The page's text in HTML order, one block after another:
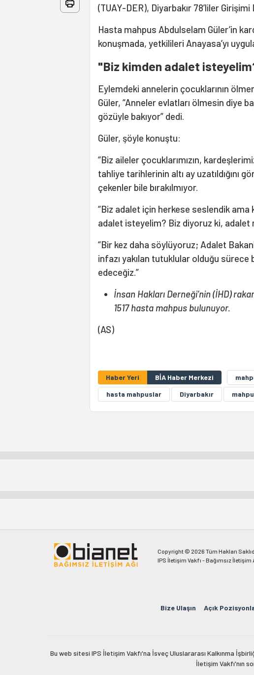
(TUAY-DER), Diyarbakır 78’liler
Hasta mahpus Abdulselam Güler’in
konuşmada, yetkilileri Anayasa’yı
"Biz kimden adalet
Eylemdeki annelerin çocuklarının
Güler, “Anneler evlatları ölmesin diye
gözüyle bakıyor” dedi.
Güler, şöyle konuştu:
“Biz aileler çocuklarımızın,
tahliye tarihlerinin altı ay uzatıldığını
çekenler bile bırakılmıyor.
“Biz adalet için herkese seslendik ama
adalet isteyelim? Biz diyoruz ki, adalet
“Bir kez daha söylüyoruz; Adalet
infazı yakılan tutuklular olduğu
edeceğiz.”
İnsan Hakları Derneği’nin (İHD)
1517 hasta mahpus bulunuyor.
(AS)
Haber Yeri BİA Haber Merkezi
hasta mahpuslar
Diyarbakır
Copyright © 2026 Tüm Hakları
IPS İletişim Vakfı - Bağımsız İletişim
Bize Ulaşın Açık
Bu web sitesi IPS İletişim Vakfı'na İsveç Uluslararası Kalkınma
İletişim Vakfı'nın